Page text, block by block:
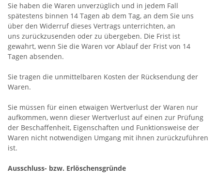
Sie haben die Waren unverzüglich und in jedem Fall
spätestens binnen 14 Tagen ab dem Tag, an dem Sie uns
über den Widerruf dieses Vertrags unterrichten, an
uns zurückzusenden oder zu übergeben. Die Frist ist
gewahrt, wenn Sie die Waren vor Ablauf der Frist von 14
Tagen absenden.
Sie tragen die unmittelbaren Kosten der Rücksendung der
Waren.
Sie müssen für einen etwaigen Wertverlust der Waren nur
aufkommen, wenn dieser Wertverlust auf einen zur Prüfung
der Beschaffenheit, Eigenschaften und Funktionsweise der
Waren nicht notwendigen Umgang mit ihnen zurückzuführen
ist.
Ausschluss- bzw. Erlöschensgründe